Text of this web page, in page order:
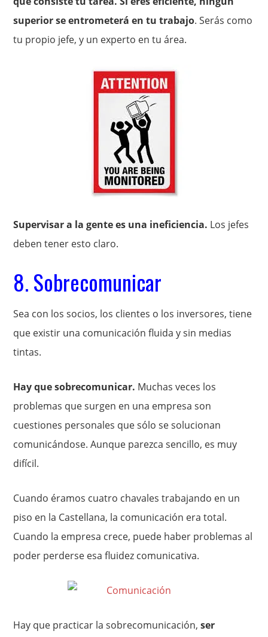
superior se entrometerá en tu trabajo. Serás como
tu propio jefe, y un experto en tu área.
Supervisar a la gente es una ineficiencia. Los jefes
deben tener esto claro.
8. Sobrecomunicar
Sea con los socios, los clientes o los inversores, tiene
que existir una comunicación fluida y sin medias
tintas.
Hay que sobrecomunicar. Muchas veces los
problemas que surgen en una empresa son
cuestiones personales que sólo se solucionan
comunicándose. Aunque parezca sencillo, es muy
difícil.
Cuando éramos cuatro chavales trabajando en un
piso en la Castellana, la comunicación era total.
Cuando la empresa crece, puede haber problemas al
poder perderse esa fluidez comunicativa.
Hay que practicar la sobrecomunicación,ser